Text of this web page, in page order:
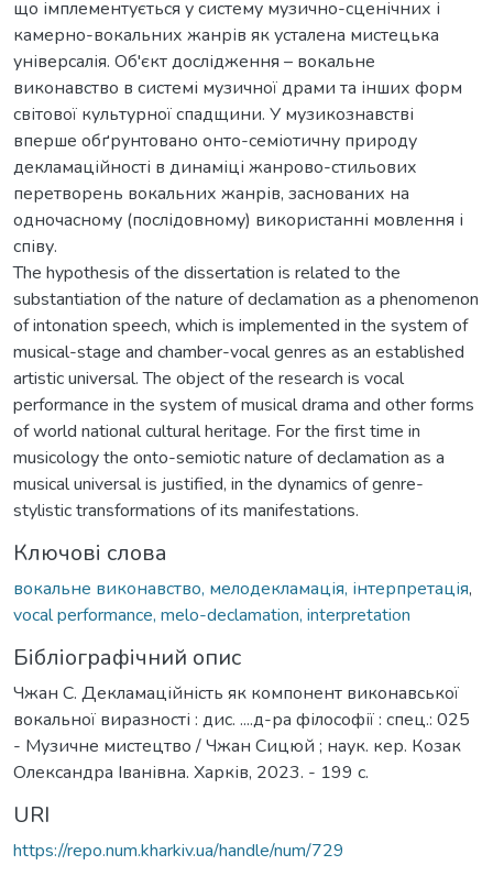
що імплементується у систему музично-сценічних і
камерно-вокальних жанрів як усталена мистецька
універсалія. Об'єкт дослідження – вокальне
виконавство в системі музичної драми та інших форм
світової культурної спадщини. У музикознавстві
вперше обґрунтовано онто-семіотичну природу
декламаційності в динаміці жанрово-стильових
перетворень вокальних жанрів, заснованих на
одночасному (послідовному) використанні мовлення і
співу.
The hypothesis of the dissertation is related to the
substantiation of the nature of declamation as a phenomenon
of intonation speech, which is implemented in the system of
musical-stage and chamber-vocal genres as an established
artistic universal. The object of the research is vocal
performance in the system of musical drama and other forms
of world national cultural heritage. For the first time in
musicology the onto-semiotic nature of declamation as a
musical universal is justified, in the dynamics of genre-
stylistic transformations of its manifestations.
Ключові слова
вокальне виконавство, мелодекламація, інтерпретація,
vocal performance, melo-declamation, interpretation
Бібліографічний опис
Чжан С. Декламаційність як компонент виконавської
вокальної виразності : дис. ....д-ра філософії : спец.: 025
- Музичне мистецтво / Чжан Сицюй ; наук. кер. Козак
Олександра Іванівна. Харків, 2023. - 199 с.
URI
https://repo.num.kharkiv.ua/handle/num/729